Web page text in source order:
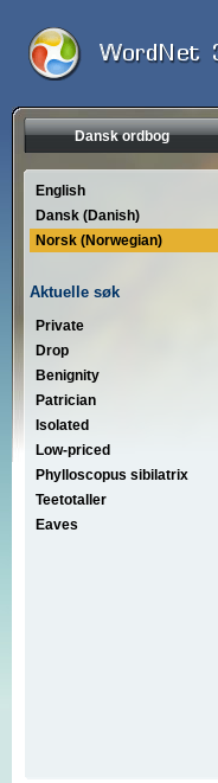
Dansk ordbog
English
Dansk (Danish)
Norsk (Norwegian)
Aktuelle søk
Private
Drop
Benignity
Patrician
Isolated
Low-priced
Phylloscopus sibilatrix
Teetotaller
Eaves